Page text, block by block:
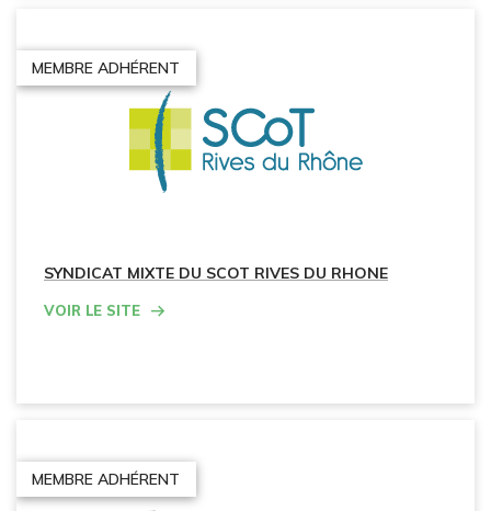
MEMBRE ADHÉRENT
SYNDICAT MIXTE DU SCOT RIVES DU RHONE
Voir le site
MEMBRE ADHÉRENT